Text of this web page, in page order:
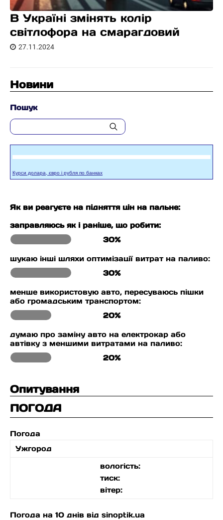
В Україні змінять колір
світлофора на смарагдовий
27.11.2024
Новини
Пошук
Курси долара, євро і рубля по банках
Як ви реагуєте на підняття цін на пальне:
заправляюсь як і раніше, що робити:
30%
шукаю інші шляхи оптимізації витрат на паливо:
30%
менше використовую авто, пересуваюсь пішки
або громадським транспортом:
20%
думаю про заміну авто на електрокар або
автівку з меншими витратами на паливо:
20%
Опитування
ПОГОДА
Погода
Ужгород
вологість:
тиск:
вітер:
Погода на 10 днів від sinoptik.ua